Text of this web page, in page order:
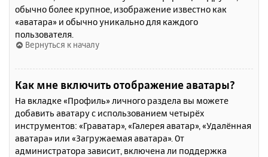
обычно более крупное, изображение известно как
«аватара» и обычно уникально для каждого
пользователя.
Вернуться к началу
Как мне включить отображение аватары?
На вкладке «Профиль» личного раздела вы можете
добавить аватару с использованием четырёх
инструментов: «Граватар», «Галерея аватар», «Удалённая
аватара» или «Загружаемая аватара». От
администратора зависит, включена ли поддержка